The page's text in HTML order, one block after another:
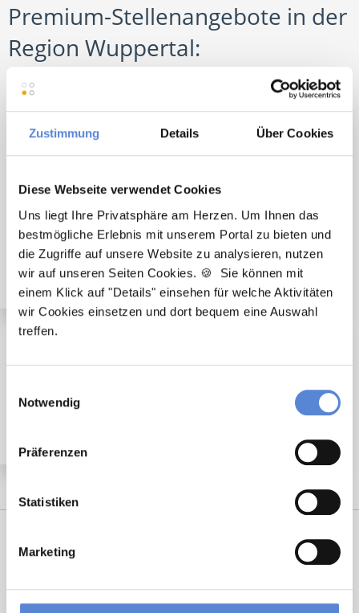
Zustimmung Details Über Cookies
Diese Webseite verwendet Cookies
Uns liegt Ihre Privatsphäre am Herzen. Um Ihnen das
bestmögliche Erlebnis mit unserem Portal zu bieten und
die Zugriffe auf unsere Website zu analysieren, nutzen
wir auf unseren Seiten Cookies. 🍪 Sie können mit
einem Klick auf "Details" einsehen für welche Aktivitäten
wir Cookies einsetzen und dort bequem eine Auswahl
treffen.
Notwendig
Präferenzen
Statistiken
Marketing
Premium-Stellenangebote in der
Region Wuppertal:
🌟 PREMIUM-STELLENANGEBOT 🌟
Angestellter Facharzt mit Option auf Übernahme
(m/w/d) in Voll- oder Teilzeit ab sofort in Solingen
(m/w/d) in Vollzeit ab sofort in Radevormwald